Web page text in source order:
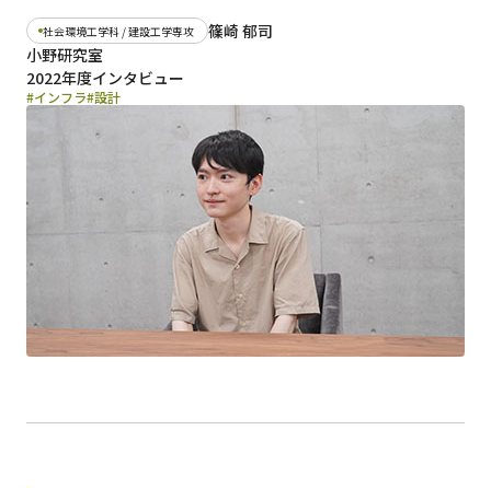
早稲田大学 早稲田大学 理工学術院
入試情報
日本語
社会環境工学科 / 建設工学専攻
篠崎 郁司
小野研究室
2022年度インタビュー
#インフラ#設計